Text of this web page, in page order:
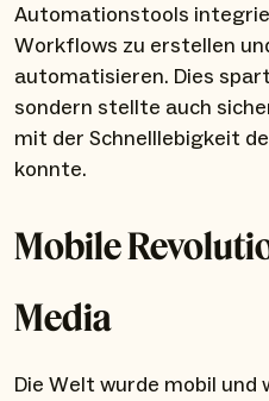
Automationstools
Workflows zu erstellen
automatisieren. Dies
sondern stellte auch
mit der Schnelllebigkeit
konnte.
Mobile
Media
Die Welt wurde mobil und